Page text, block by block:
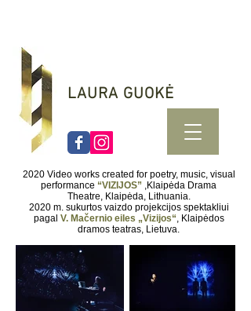
LAURA GUOKĖ
2020 Video works created for poetry, music, visual
performance “VIZIJOS” ,Klaipėda Drama
Theatre, Klaipėda, Lithuania.
2020 m. sukurtos vaizdo projekcijos spektakliui
pagal V. Mačernio eiles „Vizijos“, Klaipėdos
dramos teatras, Lietuva.